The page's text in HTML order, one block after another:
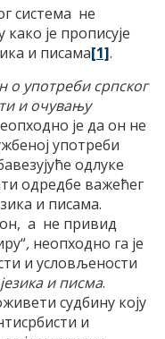
система не
је прописује
и писама[1].
о употреби српског
и очувању
је да он не
употреби
одлуке
одредбе важећег
и писама.
а не привид
, неопходно га је
и условљености
и писма.
судбину коју
и